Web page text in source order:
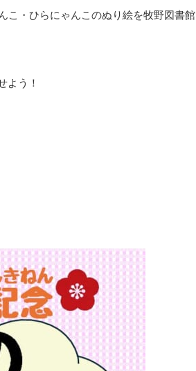
こ・ひらにゃんこのぬり絵を牧野図書館
よう！